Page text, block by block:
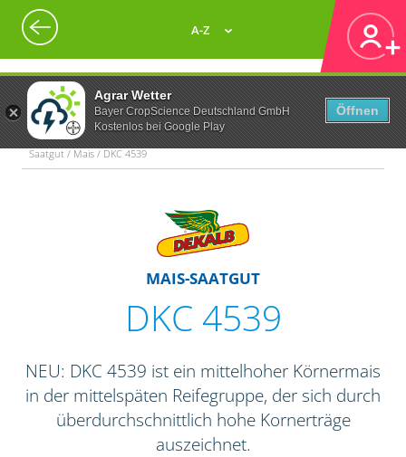
Agrar Wetter
Bayer CropScience Deutschland GmbH
Kostenlos bei Google Play
Öffnen
A-Z
Saatgut / Mais / DKC 4539
MAIS-SAATGUT
DKC 4539
NEU: DKC 4539 ist ein mittelhoher Körnermais
in der mittelspäten Reifegruppe, der sich durch
überdurchschnittlich hohe Kornerträge
auszeichnet.